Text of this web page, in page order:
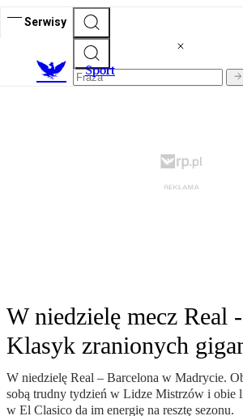
Serwisy
Sport
W niedzielę mecz Real
Klasyk zranionych
W niedzielę Real – Barcelona w Madrycie.
sobą trudny tydzień w Lidze Mistrzów i obie
w El Clasico da im energię na resztę sezonu.